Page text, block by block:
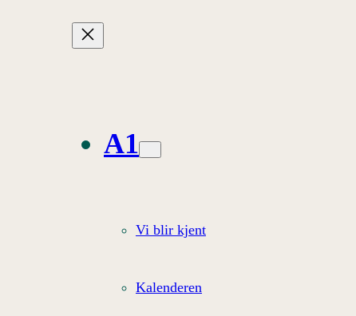
A1
Vi blir kjent
Kalenderen